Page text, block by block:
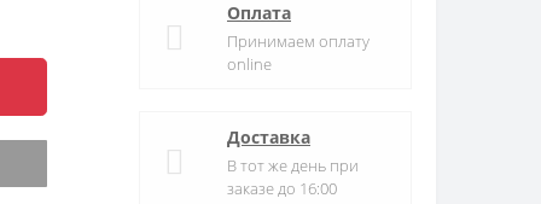
Оплата
Принимаем оплату
online
Доставка
В тот же день при
заказе до 16:00